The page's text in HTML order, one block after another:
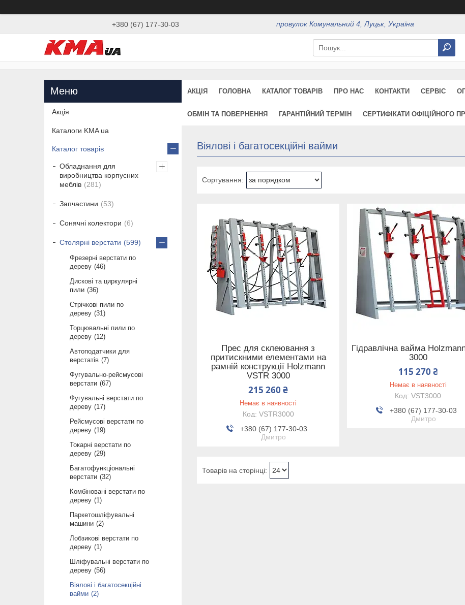
+380 (67) 177-30-03 провулок Комунальний 4, Луцьк, Україна
АКЦІЯ ГОЛОВНА КАТАЛОГ ТОВАРІВ ПРО НАС КОНТАКТИ СЕРВІС
ОБМІН ТА ПОВЕРНЕННЯ ГАРАНТІЙНИЙ ТЕРМІН СЕРТИФІКАТИ ОФІЦІЙНОГО
Віялові і багатосекційні вайми
Прес для склеювання з
притискними елементами на
рамній конструкції Holzmann
VSTR 3000
215 260 ₴
Немає в наявності
VSTR3000
+380 (67) 177-30-03
Дмитро
Гідравлічна вайма
3000
115 270 ₴
Немає в наявності
VST3000
+380 (67) 177-30-03
Дмитро
Акція
Каталоги KMA ua
Каталог товарів
Обладнання для
виробництва корпусних
меблів
281
Запчастини 53
Сонячні колектори 6
Столярні верстати 599
Фрезерні верстати по
дереву 46
Дискові та циркулярні
пили 36
Cтрічкові пили по
дереву 31
Торцювальні пили по
дереву
12
Автоподатчики для
верстатів 7
Фугувально-рейсмусові
верстати 67
Фугувальні верстати по
дереву
17
Рейсмусові верстати по
дереву
19
Токарні верстати по
дереву
29
Багатофункціональні
верстати 32
Комбіновані верстати по
дереву
1
Паркетошліфувальні
машини
2
Лобзикові верстати по
дереву
1
Шліфувальні верстати по
дереву 56
Віялові і багатосекційні
вайми
2